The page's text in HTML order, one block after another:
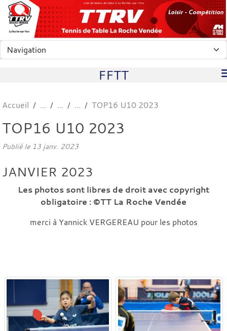
club de tennis de table à La Roche-sur-Yon
FFTT
Accueil TOP16 U10 2023
TOP16 U10 2023
Publié le 13 janv. 2023
JANVIER 2023
Les photos sont libres de droit avec copyright
obligatoire : ©TT La Roche Vendée
merci à Yannick VERGEREAU pour les photos
Panneau de gestion des cookies